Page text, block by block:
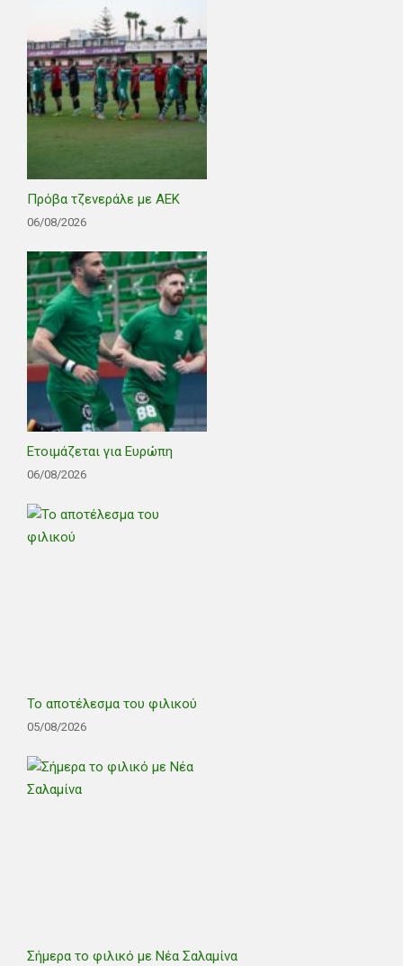
Πρόβα τζενεράλε με ΑΕΚ
06/08/2026
Ετοιμάζεται για Ευρώπη
06/08/2026
Το αποτέλεσμα του φιλικού
05/08/2026
Σήμερα το φιλικό με Νέα Σαλαμίνα